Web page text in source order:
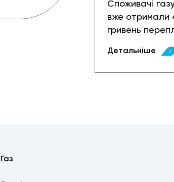
Споживачі
вже отримали
гривень
Детальніше
Газ